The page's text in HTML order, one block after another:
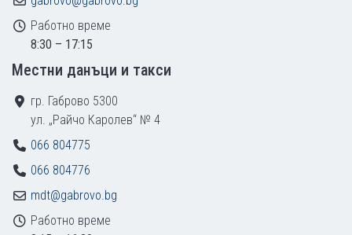
Работно време
8:30 – 17:15
Местни данъци и такси
гр. Габрово 5300
ул. „Райчо Каролев“ № 4
066 804775
066 804776
mdt@gabrovo.bg
Работно време